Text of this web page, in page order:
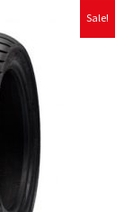
Sale!